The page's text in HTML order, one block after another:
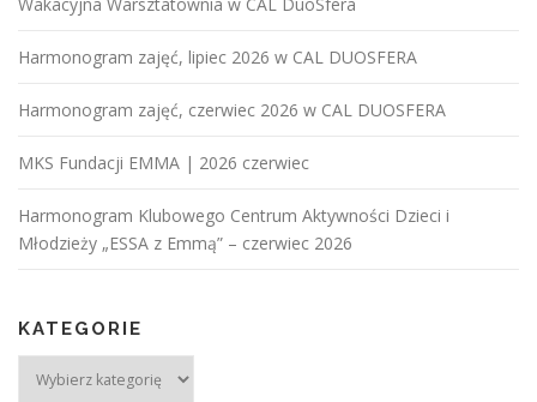
Harmonogram zajęć, lipiec 2026 w CAL DUOSFERA
Harmonogram zajęć, czerwiec 2026 w CAL DUOSFERA
MKS Fundacji EMMA | 2026 czerwiec
Harmonogram Klubowego Centrum Aktywności Dzieci i
Młodzieży „ESSA z Emmą” – czerwiec 2026
KATEGORIE